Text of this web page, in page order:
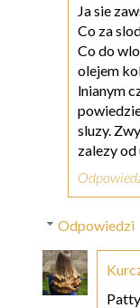
Ja sie
Co za
Co do
olejem
lnianym
sluzy.
zalezy od
Odpowiedzi